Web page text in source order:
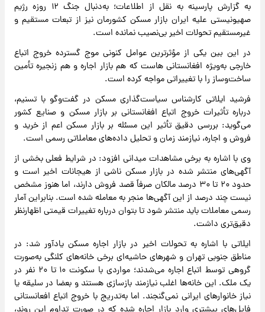
به گزارش پارسینه به نقل از اطلاعات؛ به‌دنبال جنگ ۱۲ روزه رژیم
صهیونیستی علیه ایران‌ بازار مسکن کشورمان نیز از تبعات مستقیم و
غیرمستقیم تحولات اخیر بی‌نصیب نمانده است.
در این بین یکی از مؤثرترین عوامل کنونی موج گسترده خروج اتباع
خارجی به‌ویژه افغانستانی‌ هاست که هم بازار اجاره و هم زنجیره تأمین
ساخت‌وساز را با تغییراتی مواجه کرده است.
فرشید ایلاتی کارشناس سیاست‌گذاری مسکن در گفت‌وگو با تسنیم،
درباره تأثیرات خروج اتباع افغانستانی بر بازار مسکن و صنایع کشور
می‌گوید: بررسی دقیق تأثیر این مسئله بر بازار مسکن اعم از خرید و
فروش و اجاره، نیازمند زمان و تحلیل داده‌های معاملاتی رسمی است.
وی با اشاره به برخی مشاهدات میدانی افزود: در شرایط فعلی بخشی از
آگهی‌های منتشر شده در بازار مسکن ناشی از هیجانات اخیر است و
حدود ۲۰ تا ۳۰ درصد مالکان صرفاً قصد فروش دارند، اما هنوز مشخص
نیست چند درصد از این آگهی‌ها منجر به معامله شده‌ است. بنابراین آمار
رسمی معاملات باید منتشر شود تا بتوان درباره تغییرات قیمتی اظهارنظر
دقیق‌تری داشت.
ایلاتی با اشاره به تحولات اخیر در بازار اجاره مسکن یادآور شد: در
مناطق جنوبی تهران و شهرهای حاشیه‌ای برخی خانه‌های کلنگی به‌صورت
گروهی توسط اتباع اجاره می‌شدند؛ مواردی با سکونت ۱۰ تا ۲۰ نفر در
یک ملک. این خانه‌ها اغلب نیازمند بازسازی‌ هستند و بعضا در سلیقه یا
نیاز خانوارهای ایرانی نمی‌گنجند. اما به‌تدریج با خروج اتباع افعانستانی